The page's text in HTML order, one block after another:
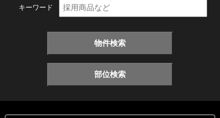
キーワード
物件検索
部位検索